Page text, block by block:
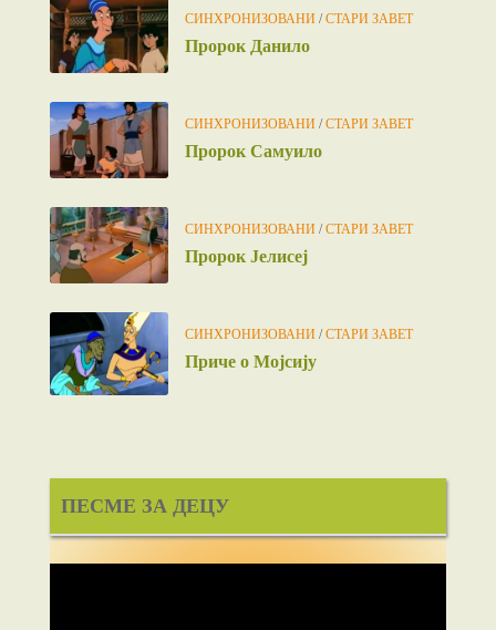
СИНХРОНИЗОВАНИ /СТАРИ ЗАВЕТ
Пророк Данило
СИНХРОНИЗОВАНИ /СТАРИ ЗАВЕТ
Пророк Самуило
СИНХРОНИЗОВАНИ /СТАРИ ЗАВЕТ
Пророк Јелисеј
СИНХРОНИЗОВАНИ /СТАРИ ЗАВЕТ
Приче о Мојсију
ПЕСМЕ ЗА ДЕЦУ